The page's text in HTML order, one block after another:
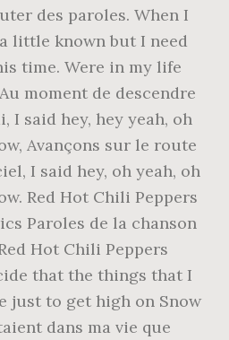
des paroles. When I
little known but I need
time. Were in my life
moment de descendre
I said hey, hey yeah, oh
Avançons sur le route
I said hey, oh yeah, oh
Red Hot Chili Peppers
Paroles de la chanson
Hot Chili Peppers
that the things that I
just to get high on Snow
dans ma vie que